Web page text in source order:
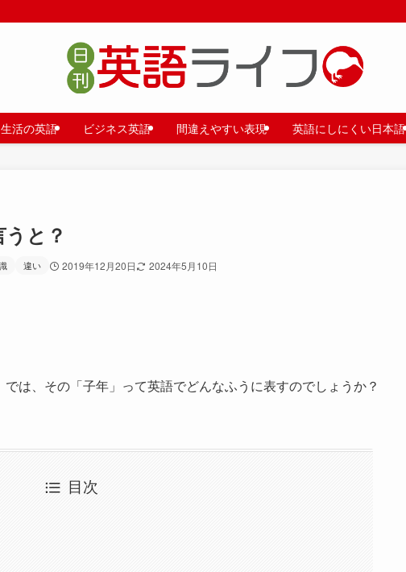
活の英語 ビジネス英語 間違えやすい表現 英語にしにくい日本語
と？
違い 2019年12月20日 2024年5月10日
は、その「子年」って英語でどんなふうに表すのでしょうか？
目次